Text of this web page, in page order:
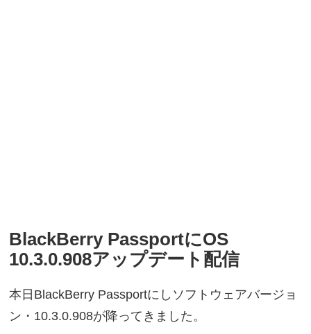
BlackBerry PassportにOS
10.3.0.908アップデート配信
本日BlackBerry Passportにしソフトウェアバージョ
ン・10.3.0.908が降ってきました。